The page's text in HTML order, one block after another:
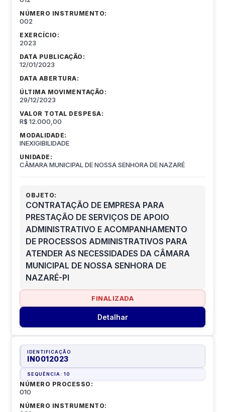
NÚMERO INSTRUMENTO:
002
EXERCÍCIO:
2023
DATA PUBLICAÇÃO:
12/01/2023
DATA ABERTURA:
ÚLTIMA MOVIMENTAÇÃO:
29/12/2023
VALOR TOTAL DESPESA:
R$ 12.000,00
MODALIDADE:
INEXIGIBILIDADE
UNIDADE:
CÂMARA MUNICIPAL DE NOSSA SENHORA DE NAZARÉ
OBJETO:
CONTRATAÇÃO DE EMPRESA PARA
PRESTAÇÃO DE SERVIÇOS DE APOIO
ADMINISTRATIVO E ACOMPANHAMENTO
DE PROCESSOS ADMINISTRATIVOS PARA
ATENDER AS NECESSIDADES DA CÂMARA
MUNICIPAL DE NOSSA SENHORA DE
NAZARÉ-PI
FINALIZADA
Detalhar
IDENTIFICAÇÃO
IN0012023
SEQUÊNCIA:10
NÚMERO PROCESSO:
010
NÚMERO INSTRUMENTO: